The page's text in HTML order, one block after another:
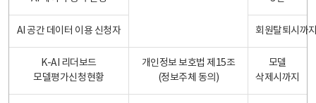
AI 공간 데이터 이용 신청자 회원탈퇴시까
K-AI 리더보드
모델평가신청현황
개인정보 보호법 제15조
(정보주체 동의)
모델
삭제시까지